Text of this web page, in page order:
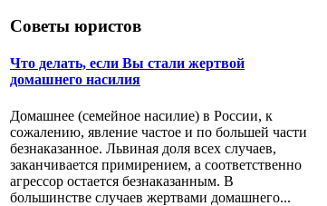
Советы юристов
Что делать, если Вы стали жертвой
домашнего насилия
Домашнее (семейное насилие) в России, к
сожалению, явление частое и по большей части
безнаказанное. Львиная доля всех случаев,
заканчивается примирением, а соответственно
агрессор остается безнаказанным. В
большинстве случаев жертвами домашнего...